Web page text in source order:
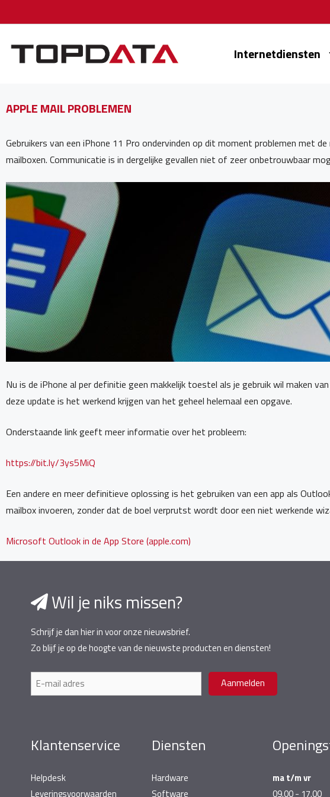
naar
Internetdiensten
APPLE MAIL PROBLEMEN
Gebruikers van een iPhone 11 Pro ondervinden op dit moment problemen met
mailboxen. Communicatie is in dergelijke gevallen niet of zeer onbetrouwbaar
Nu is de iPhone al per definitie geen makkelijk toestel als je gebruik wil maken
deze update is het werkend krijgen van het geheel helemaal een opgave.
Onderstaande link geeft meer informatie over het probleem:
https://bit.ly/3ys5MiQ
Een andere en meer definitieve oplossing is het gebruiken van een app als
mailbox invoeren, zonder dat de boel verprutst wordt door een niet werkende
‎Microsoft Outlook in de App Store (apple.com)
Wil je niks missen?
Schrijf je dan hier in voor onze nieuwsbrief.
Zo blijf je op de hoogte van de nieuwste producten en diensten!
E-
mailadres
Aanmelden
Klantenservice
Helpdesk
Leveringsvoorwaarden
Diensten
Hardware
Software
ma t/m vr
09.00 - 17.00